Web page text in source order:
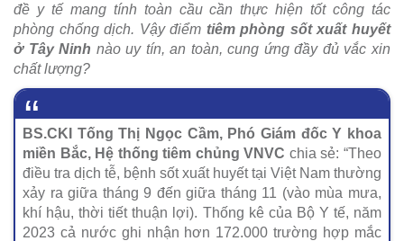
đề y tế mang tính toàn cầu cần thực hiện tốt công tác
phòng chống dịch. Vậy điểm tiêm phòng sốt xuất huyết
ở Tây Ninh nào uy tín, an toàn, cung ứng đầy đủ vắc xin
chất lượng?
BS.CKI Tống Thị Ngọc Cầm, Phó Giám đốc Y khoa
miền Bắc, Hệ thống tiêm chủng VNVC chia sẻ: “Theo
điều tra dịch tễ, bệnh sốt xuất huyết tại Việt Nam thường
xảy ra giữa tháng 9 đến giữa tháng 11 (vào mùa mưa,
khí hậu, thời tiết thuận lợi). Thống kê của Bộ Y tế, năm
2023 cả nước ghi nhận hơn 172.000 trường hợp mắc